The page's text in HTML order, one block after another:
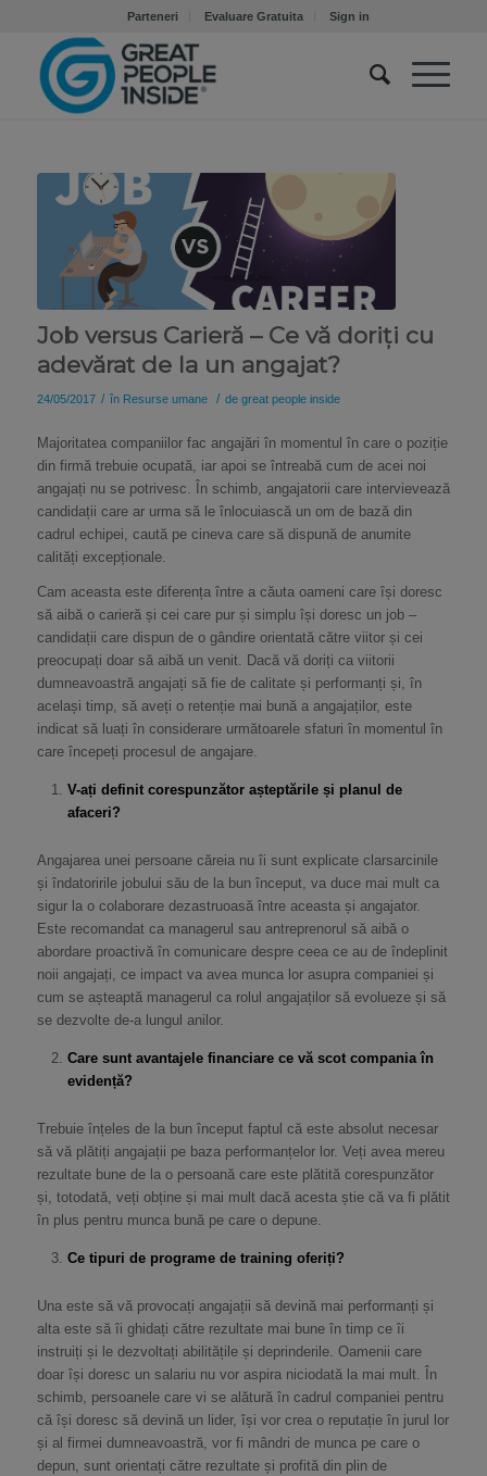
Parteneri Evaluare Gratuita Sign in
Job versus Carieră – Ce vă doriți cu
adevărat de la un angajat?
24/05/2017 / în Resurse umane / de great people inside
Majoritatea companiilor fac angajări în momentul în care o poziție
din firmă trebuie ocupată, iar apoi se întreabă cum de acei noi
angajați nu se potrivesc. În schimb, angajatorii care intervievează
candidații care ar urma să le înlocuiască un om de bază din
cadrul echipei, caută pe cineva care să dispună de anumite
calități excepționale.
Cam aceasta este diferența între a căuta oameni care își doresc
să aibă o carieră și cei care pur și simplu își doresc un job –
candidații care dispun de o gândire orientată către viitor și cei
preocupați doar să aibă un venit. Dacă vă doriți ca viitorii
dumneavoastră angajați să fie de calitate și performanți și, în
același timp, să aveți o retenție mai bună a angajaților, este
indicat să luați în considerare următoarele sfaturi în momentul în
care începeți procesul de angajare.
V-ați definit corespunzător așteptările și planul de
afaceri?
Angajarea unei persoane căreia nu îi sunt explicate clarsarcinile
și îndatoririle jobului său de la bun început, va duce mai mult ca
sigur la o colaborare dezastruoasă între aceasta și angajator.
Este recomandat ca managerul sau antreprenorul să aibă o
abordare proactivă în comunicare despre ceea ce au de îndeplinit
noii angajați, ce impact va avea munca lor asupra companiei și
cum se așteaptă managerul ca rolul angajaților să evolueze și să
se dezvolte de-a lungul anilor.
Care sunt avantajele financiare ce vă scot compania în
evidență?
Trebuie înțeles de la bun început faptul că este absolut necesar
să vă plătiți angajații pe baza performanțelor lor. Veți avea mereu
rezultate bune de la o persoană care este plătită corespunzător
și, totodată, veți obține și mai mult dacă acesta știe că va fi plătit
în plus pentru munca bună pe care o depune.
Ce tipuri de programe de training oferiți?
Una este să vă provocați angajații să devină mai performanți și
alta este să îi ghidați către rezultate mai bune în timp ce îi
instruiți și le dezvoltați abilitățile și deprinderile. Oamenii care
doar își doresc un salariu nu vor aspira niciodată la mai mult. În
schimb, persoanele care vi se alătură în cadrul companiei pentru
că își doresc să devină un lider, își vor crea o reputație în jurul lor
și al firmei dumneavoastră, vor fi mândri de munca pe care o
depun, sunt orientați către rezultate și profită din plin de